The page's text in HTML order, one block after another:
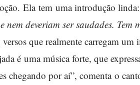
Ela tem uma introdução
nem deveriam ser saudades. Tem
versos que realmente carregam
é uma música forte, que
chegando por aí”, comenta o